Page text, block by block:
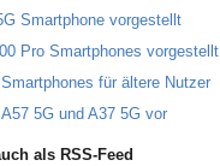
Smartphone vorgestellt
Pro Smartphones vorgestellt
für ältere Nutzer
5G und A37 5G vor
als RSS-Feed